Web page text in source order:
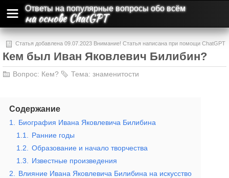
Ответы на популярные вопросы обо всём
на основе ChatGPT
Статья добавлена 09.07.2023 Внимание! Статья написана при помощи ChatGPT
и может содержать ошибки и неточности.
Кем был Иван Яковлевич Билибин?
Вопрос: Кем? Тема: знаменитости
Содержание
1.
Биография Ивана Яковлевича Билибина
1.1.
Ранние годы
1.2.
Образование и начало творчества
1.3.
Известные произведения
2.
Влияние Ивана Яковлевича Билибина на искусство